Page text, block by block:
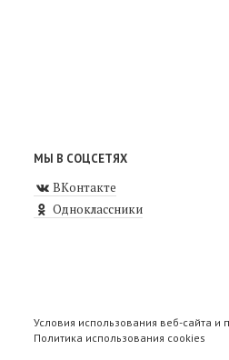
МЫ В СОЦСЕТЯХ
ВКонтакте
Одноклассники
Условия использования веб-сайта
Политика использования cookies